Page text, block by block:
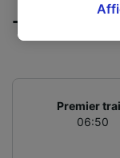
Trains de
Premier
06:50
cliquant ci-
Vos
de traçage
pas vous